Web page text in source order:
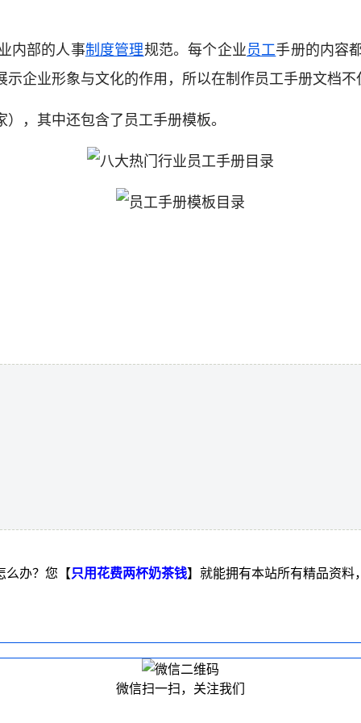
内部的人事制度管理规范。每个企业员工手册的内容
企业形象与文化的作用，所以在制作员工手册文档
，其中还包含了员工手册模板。
么办？您【只用花费两杯奶茶钱】就能拥有本站所有精品资料
微信扫一扫，关注我们